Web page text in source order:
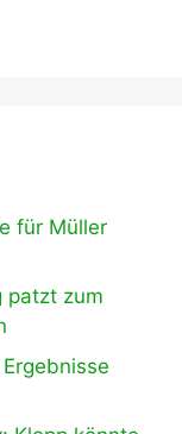
für Müller
patzt zum